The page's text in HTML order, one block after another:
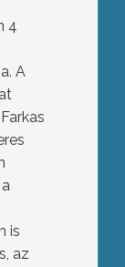
4
A
is
az